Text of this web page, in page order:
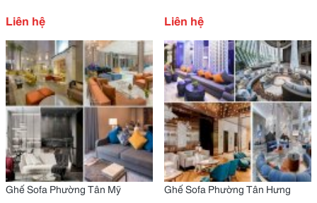
Liên hệ Liên hệ
Ghế Sofa Phường Tân Mỹ Ghế Sofa Phường Tân Hưng